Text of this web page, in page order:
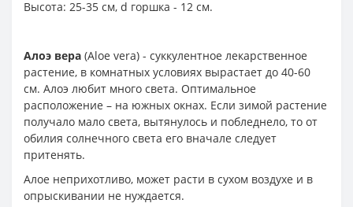
Высота: 25-35 см, d горшка - 12 см.
Алоэ вера (Aloe vera) - суккулентное лекарственное
растение, в комнатных условиях вырастает до 40-60
см. Алоэ любит много света. Оптимальное
расположение – на южных окнах. Если зимой растение
получало мало света, вытянулось и побледнело, то от
обилия солнечного света его вначале следует
притенять.
Алое неприхотливо, может расти в сухом воздухе и в
опрыскивании не нуждается.